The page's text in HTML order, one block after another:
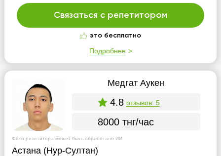
Связаться с репетитором
это бесплатно
Подробнее
Медгат Аукен
4.8 отзывов: 5
8000 тнг/час
Фото репетитора может быть обработано ИИ
Астана (Нур-Султан)